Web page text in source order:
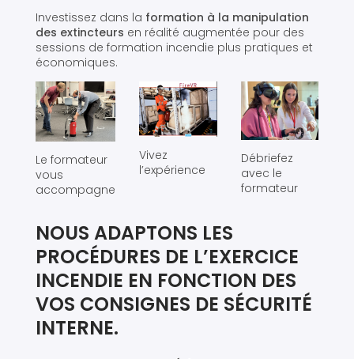
Investissez dans la formation à la manipulation
des extincteurs en réalité augmentée pour des
sessions de formation incendie plus pratiques et
économiques.
Le formateur
vous
accompagne
Vivez
l’expérience
Débriefez
avec le
formateur
NOUS ADAPTONS LES
PROCÉDURES DE L’EXERCICE
INCENDIE EN FONCTION DES
VOS CONSIGNES DE SÉCURITÉ
INTERNE.